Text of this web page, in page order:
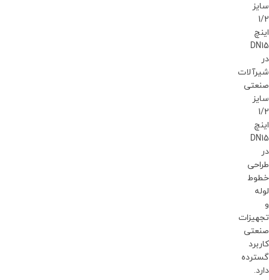
سایز
1/2
اینچ
DN15
در
شیرآلات
صنعتی
سایز
1/2
اینچ
DN15
در
طراحی
خطوط
لوله
و
تجهیزات
صنعتی
کاربرد
گسترده
دارد.